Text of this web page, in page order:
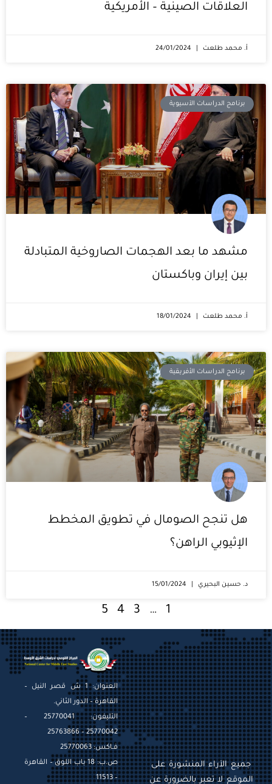
العلاقات الصينية – الأمريكية
أ. محمد طلعت
برنامج الدراسات الآسيوية
مشهد ما بعد الهجمات الصاروخية المتبادلة
بين إيران وباكستان
أ. محمد طلعت
برنامج الدراسات الأفريقية
هل تنجح الصومال في تطويق المخطط
الإثيوبي الراهن؟
د. حسين البحيري
1
…
3
4
5
العنوان: 1 ش قصر النيل –
القاهرة – الدور الثاني.
التليفون: 25770041 –
25770042 – 25763866
فـاكس: 25770063
ص.ب: 18 باب اللوق – القاهرة
– 11513
جميع الآراء المنشورة على
الموقع لا تعبر بالضرورة عن